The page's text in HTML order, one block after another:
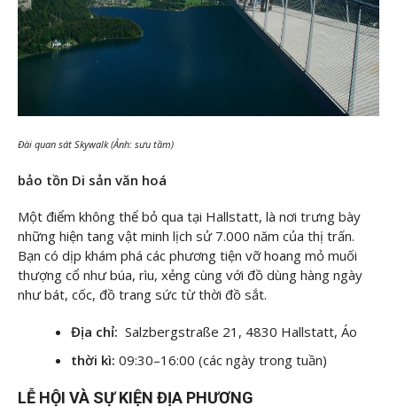
Đài quan sát Skywalk (Ảnh: sưu tầm)
bảo tồn Di sản văn hoá
Một điểm không thể bỏ qua tại Hallstatt, là nơi trưng bày
những hiện tang vật minh lịch sử 7.000 năm của thị trấn.
Bạn có dịp khám phá các phương tiện vỡ hoang mỏ muối
thượng cổ như búa, rìu, xẻng cùng với đồ dùng hàng ngày
như bát, cốc, đồ trang sức từ thời đồ sắt.
Địa chỉ: Salzbergstraße 21, 4830 Hallstatt, Áo
thời kì: 09:30–16:00 (các ngày trong tuần)
LỄ HỘI VÀ SỰ KIỆN ĐỊA PHƯƠNG